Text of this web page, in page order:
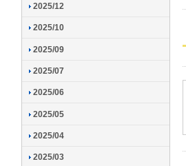
2025/12
2025/10
2025/09
2025/07
2025/06
2025/05
2025/04
2025/03